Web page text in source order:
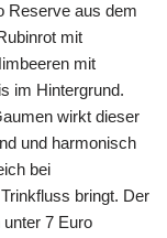
Reserve aus dem
mit
mit
im Hintergrund.
wirkt dieser
und harmonisch
bei
bringt. Der
7 Euro